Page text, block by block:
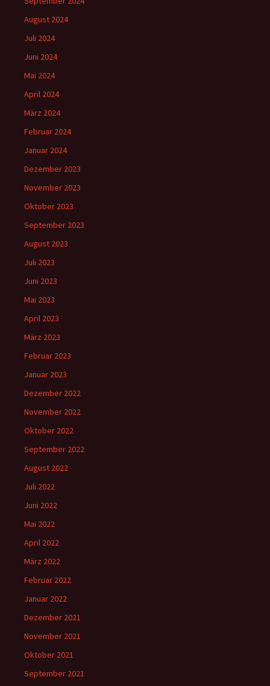
August 2024
Juli 2024
Juni 2024
Mai 2024
April 2024
März 2024
Februar 2024
Januar 2024
Dezember 2023
November 2023
Oktober 2023
September 2023
August 2023
Juli 2023
Juni 2023
Mai 2023
April 2023
März 2023
Februar 2023
Januar 2023
Dezember 2022
November 2022
Oktober 2022
September 2022
August 2022
Juli 2022
Juni 2022
Mai 2022
April 2022
März 2022
Februar 2022
Januar 2022
Dezember 2021
November 2021
Oktober 2021
September 2021